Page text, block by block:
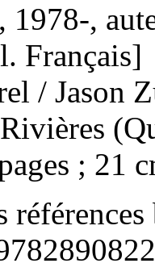
1978-,
Français]
/ Jason
; 21